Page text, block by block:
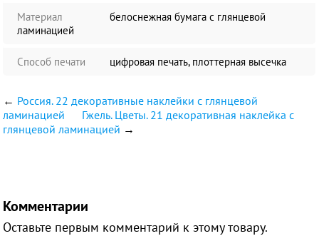
Материал
белоснежная бумага c глянцевой
ламинацией
Способ печати цифровая печать, плоттерная высечка
← Россия. 22 декоративные наклейки с глянцевой
ламинацией
Гжель. Цветы. 21 декоративная наклейка с
глянцевой ламинацией →
Комментарии
Оставьте первым комментарий к этому товару.